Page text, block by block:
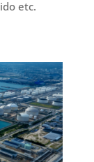
etc.